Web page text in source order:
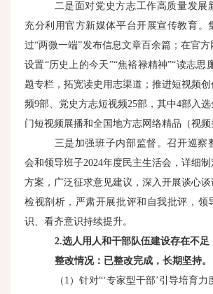
二是面对党史方志工作高质量发展
充分利用官方新媒体平台开展宣传教育。
过“两微一端”发布信息文章百余篇；在官
设置“历史上的今天”“焦裕禄精神”“读志思
题专栏，拓宽读史用志渠道；推进短视频
频9部、党史方志短视频25部，其中4部入
门短视频展播和全国地方志网络精品（视频
三是加强班子内部监督。召开巡察
会和领导班子2024年度民主生活会，详细
方案，广泛征求意见建议，深入开展谈心
检视剖析，严肃开展批评和自我批评，领
识、看齐意识持续提升。
2.选人用人和干部队伍建设存在不足
整改情况：已整改完成，长期坚持。
（1）针对“‘专家型干部’引导培育力